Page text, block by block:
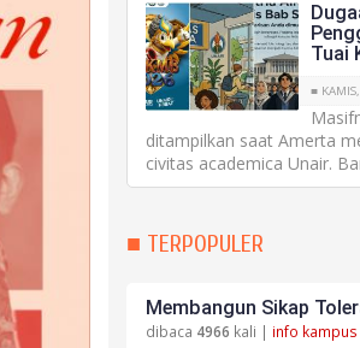
Tuai
■
ditampilkan saat Amerta
civitas academica Unair.
■ TERPOPULER
Membangun Sikap
dibaca 4966 kali | info kampus